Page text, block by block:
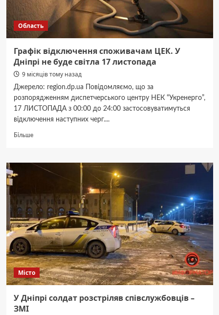
Область
Графік відключення споживачам ЦЕК. У
Дніпрі не буде світла 17 листопада
9 місяців тому назад
Джерело: region.dp.ua Повідомляємо, що за
розпорядженням диспетчерського центру НЕК “Укренерго”,
17 ЛИСТОПАДА з 00:00 до 24:00 застосовуватимуться
відключення наступних черг....
БільшеДокладніше
відключення
споживачам
Дніпрі
не
буде
світла
17
листопада
Місто
У Дніпрі солдат розстріляв співслужбовців –
ЗМІ